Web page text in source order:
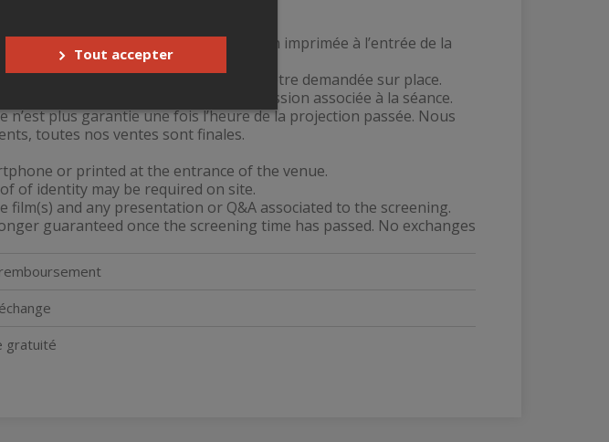
téléphone intelligent ou en version imprimée à l’entrée de la
une preuve d’identité pourra vous être demandée sur place.
ainsi que toute présentation ou discussion associée à la séance.
plus garantie une fois l’heure de la projection passée. Nous
toutes nos ventes sont finales.
or printed at the entrance of the venue.
of identity may be required on site.
and any presentation or Q&A associated to the screening.
guaranteed once the screening time has passed. No exchanges
gratuité
Tout accepter